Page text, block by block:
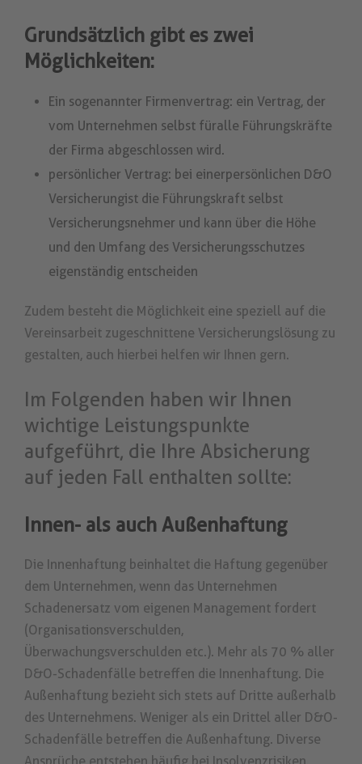
Grundsätzlich gibt es zwei
Möglichkeiten:
Ein sogenannter Firmenvertrag: ein Vertrag, der
vom Unternehmen selbst füralle Führungskräfte
der Firma abgeschlossen wird.
persönlicher Vertrag: bei einer persönlichen D&O
Versicherung ist die Führungskraft selbst
Versicherungsnehmer und kann über die Höhe
und den Umfang des Versicherungsschutzes
eigenständig entscheiden
Zudem besteht die Möglichkeit eine speziell auf die
Vereinsarbeit zugeschnittene Versicherungslösung zu
gestalten, auch hierbei helfen wir Ihnen gern.
Im Folgenden haben wir Ihnen
wichtige Leistungspunkte
aufgeführt, die Ihre Absicherung
auf jeden Fall enthalten sollte:
Innen- als auch Außenhaftung
Die Innenhaftung beinhaltet die Haftung gegenüber
dem Unternehmen, wenn das Unternehmen
Schadenersatz vom eigenen Management fordert
(Organisationsverschulden,
Überwachungsverschulden etc.). Mehr als 70 % aller
D&O-Schadenfälle betreffen die Innenhaftung. Die
Außenhaftung bezieht sich stets auf Dritte außerhalb
des Unternehmens. Weniger als ein Drittel aller D&O-
Schadenfälle betreffen die Außenhaftung. Diverse